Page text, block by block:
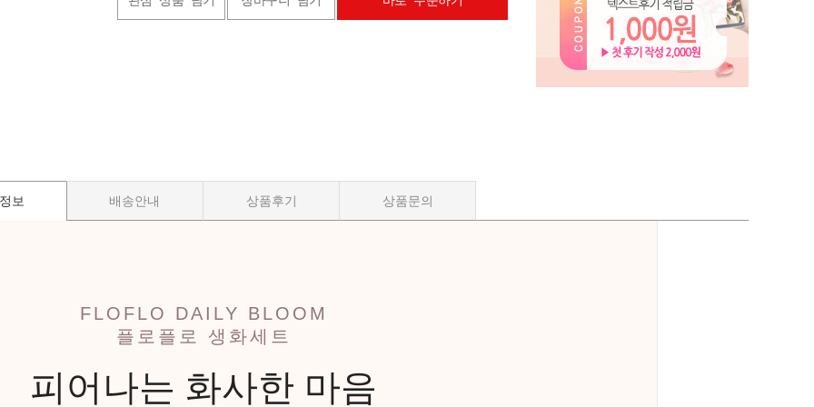
보 배송안내 상품후기 상품문의
FLOFLO DAILY BLOOM
플로플로 생화세트
피어나는 화사한 마음